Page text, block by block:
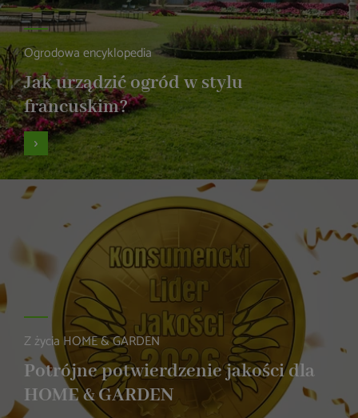
Ogrodowa encyklopedia
Jak urządzić ogród w stylu
francuskim?
Z życia HOME & GARDEN
Potrójne potwierdzenie jakości dla
HOME & GARDEN